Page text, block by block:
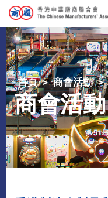
首頁 商會活動
商會活動